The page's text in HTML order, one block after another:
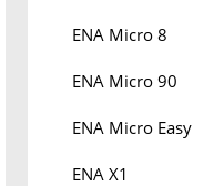
ENA Micro 8
ENA Micro 90
ENA Micro Easy
ENA X1